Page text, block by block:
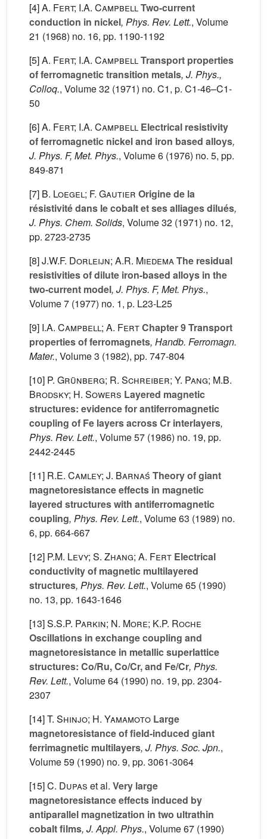
[4]A. Fert; I.A. CampbellTwo-current
conduction in nickel, Phys. Rev. Lett., Volume
21 (1968) no. 16, pp. 1190-1192
[5]A. Fert; I.A. CampbellTransport properties
of ferromagnetic transition metals, J. Phys.,
Colloq., Volume 32 (1971) no. C1, p. C1-46–C1-
50
[6]A. Fert; I.A. Campbell Electrical resistivity
of ferromagnetic nickel and iron based alloys,
J. Phys. F, Met. Phys., Volume 6 (1976) no. 5, pp.
849-871
[7] B. Loegel; F. Gautier Origine de la
résistivité dans le cobalt et ses alliages dilués,
J. Phys. Chem. Solids, Volume 32 (1971) no. 12,
pp. 2723-2735
[8]J.W.F. Dorleijn; A.R. MiedemaThe residual
resistivities of dilute iron-based alloys in the
two-current model, J. Phys. F, Met. Phys.,
Volume 7 (1977) no. 1, p. L23-L25
[9] I.A. Campbell; A. FertChapter 9 Transport
properties of ferromagnets, Handb. Ferromagn.
Mater., Volume 3 (1982), pp. 747-804
[10] P. Grünberg; R. Schreiber; Y. Pang; M.B.
Brodsky; H. Sowers Layered magnetic
structures: evidence for antiferromagnetic
coupling of Fe layers across Cr interlayers,
Phys. Rev. Lett., Volume 57 (1986) no. 19, pp.
2442-2445
[11] R.E. Camley; J. Barnaś Theory of giant
magnetoresistance effects in magnetic
layered structures with antiferromagnetic
coupling, Phys. Rev. Lett., Volume 63 (1989) no.
6, pp. 664-667
[12] P.M. Levy; S. Zhang; A. Fert Electrical
conductivity of magnetic multilayered
structures, Phys. Rev. Lett., Volume 65 (1990)
no. 13, pp. 1643-1646
[13]S.S.P. Parkin; N. More; K.P. Roche
Oscillations in exchange coupling and
magnetoresistance in metallic superlattice
structures: Co/Ru, Co/Cr, and Fe/Cr, Phys.
Rev. Lett., Volume 64 (1990) no. 19, pp. 2304-
2307
[14]T. Shinjo; H. Yamamoto Large
magnetoresistance of field-induced giant
ferrimagnetic multilayers, J. Phys. Soc. Jpn.,
Volume 59 (1990) no. 9, pp. 3061-3064
[15]C. Dupas et al. Very large
magnetoresistance effects induced by
antiparallel magnetization in two ultrathin
cobalt films, J. Appl. Phys., Volume 67 (1990)